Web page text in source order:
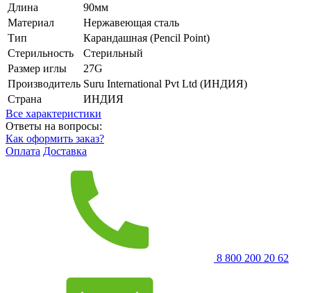
Длина
90мм
Материал
Нержавеющая сталь
Тип
Карандашная (Pencil Point)
Стерильность
Стерильный
Размер иглы
27G
Производитель Suru International Pvt Ltd (ИНДИЯ)
Страна
ИНДИЯ
Все характеристики
Ответы на вопросы:
Как оформить заказ?
Оплата Доставка
8 800 200 20 62